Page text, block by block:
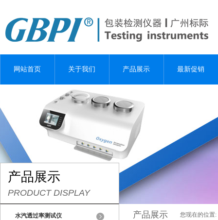
网站首页 关于我们 产品展示 最新促销
产品展示
PRODUCT DISPLAY
水汽透过率测试仪 产品展示 您现在的位置: